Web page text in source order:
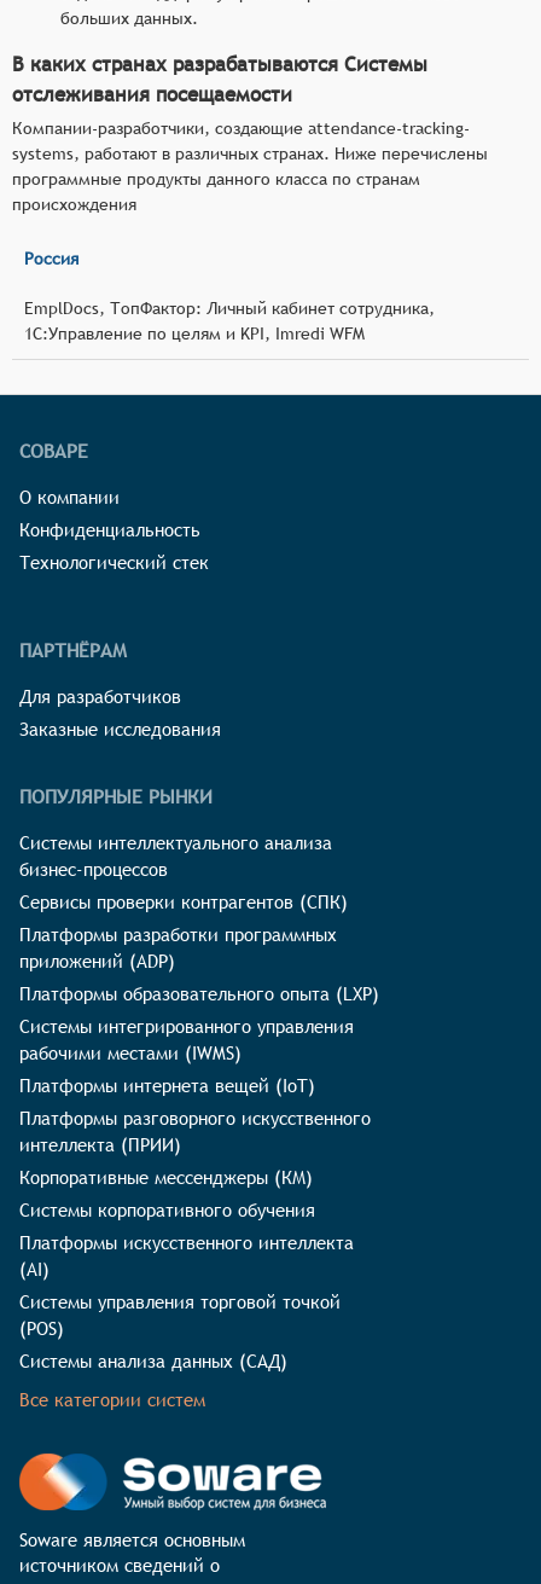
больших данных.
В каких странах разрабатываются Системы
отслеживания посещаемости
Компании-разработчики, создающие attendance-tracking-
systems, работают в различных странах. Ниже перечислены
программные продукты данного класса по странам
происхождения
Россия
EmplDocs, ТопФактор: Личный кабинет сотрудника,
1С:Управление по целям и KPI, Imredi WFM
СОВАРЕ
О компании
Конфиденциальность
Технологический стек
ПАРТНЁРАМ
Для разработчиков
Заказные исследования
ПОПУЛЯРНЫЕ РЫНКИ
Системы интеллектуального анализа
бизнес-процессов
Сервисы проверки контрагентов (СПК)
Платформы разработки программных
приложений (ADP)
Платформы образовательного опыта (LXP)
Системы интегрированного управления
рабочими местами (IWMS)
Платформы интернета вещей (IoT)
Платформы разговорного искусственного
интеллекта (ПРИИ)
Корпоративные мессенджеры (КМ)
Системы корпоративного обучения
Платформы искусственного интеллекта
(AI)
Системы управления торговой точкой
(POS)
Системы анализа данных (САД)
Все категории систем
Soware является основным
источником сведений о